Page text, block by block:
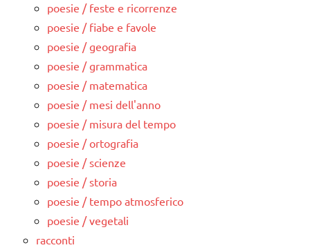
poesie / feste e ricorrenze
poesie / fiabe e favole
poesie / geografia
poesie / grammatica
poesie / matematica
poesie / mesi dell'anno
poesie / misura del tempo
poesie / ortografia
poesie / scienze
poesie / storia
poesie / tempo atmosferico
poesie / vegetali
racconti